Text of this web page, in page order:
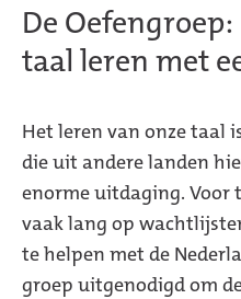
De
taal leren met
Het leren van onze taal
die uit andere landen
enorme uitdaging. Voor
vaak lang op
te helpen met de
groep uitgenodigd om